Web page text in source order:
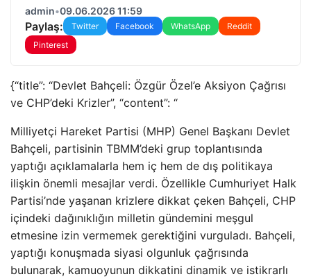
admin•09.06.2026 11:59
Paylaş: Twitter Facebook WhatsApp
Reddit
Pinterest
{“title”: “Devlet Bahçeli: Özgür Özel’e Aksiyon Çağrısı
ve CHP’deki Krizler”, “content”: “
Milliyetçi Hareket Partisi (MHP) Genel Başkanı Devlet
Bahçeli, partisinin TBMM’deki grup toplantısında
yaptığı açıklamalarla hem iç hem de dış politikaya
ilişkin önemli mesajlar verdi. Özellikle Cumhuriyet Halk
Partisi’nde yaşanan krizlere dikkat çeken Bahçeli, CHP
içindeki dağınıklığın milletin gündemini meşgul
etmesine izin vermemek gerektiğini vurguladı. Bahçeli,
yaptığı konuşmada siyasi olgunluk çağrısında
bulunarak, kamuoyunun dikkatini dinamik ve istikrarlı